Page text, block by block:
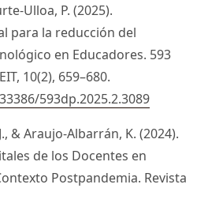
Ulloa, P. (2025).
para la reducción del
en Educadores. 593
10(2), 659–680.
593dp.2025.2.3089
& Araujo-Albarrán, K. (2024).
de los Docentes en
Postpandemia. Revista